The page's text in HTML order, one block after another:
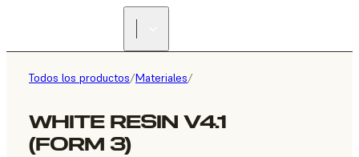
Todos los productos/Materiales/
WHITE RESIN V4.1
(FORM 3)